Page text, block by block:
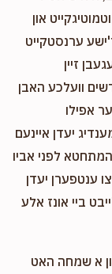
און
ערנסטקייט
זיין
וועלכע האבן
אפילו
יעדן איינעם
המתחטא לפני אביו
צו ענטפערן יעדן
ביי אונז אלע
א שמחה האט